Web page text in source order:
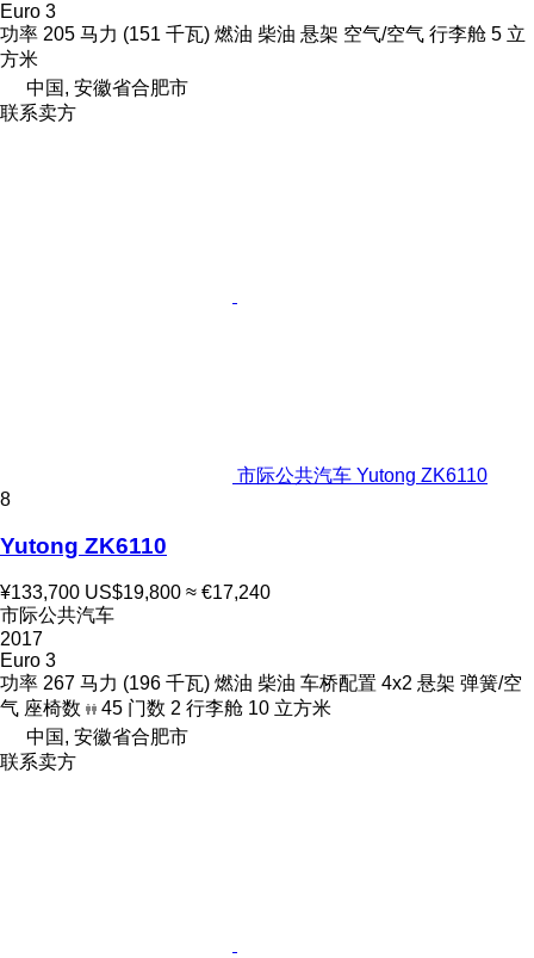
Euro 3
功率 205 马力 (151 千瓦) 燃油 柴油 悬架 空气/空气 行李舱 5 立
方米
中国, 安徽省合肥市
联系卖方
市际公共汽车 Yutong ZK6110
8
Yutong ZK6110
¥133,700 US$19,800 ≈ €17,240
市际公共汽车
2017
Euro 3
功率 267 马力 (196 千瓦) 燃油 柴油 车桥配置 4x2 悬架 弹簧/空
气 座椅数 45 门数 2 行李舱 10 立方米
中国, 安徽省合肥市
联系卖方